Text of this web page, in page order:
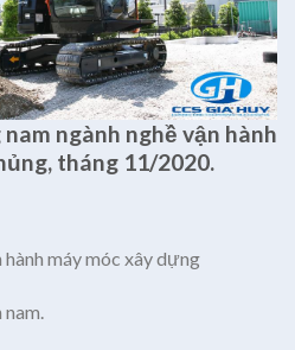
ngành nghề vận hành
tháng 11/2020.
máy móc xây dựng